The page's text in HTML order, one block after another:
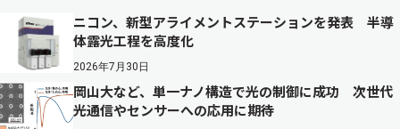
ニコン、新型アライメントステーションを発表 半導
体露光工程を高度化
2026年7月30日
岡山大など、単一ナノ構造で光の制御に成功 次世代
光通信やセンサーへの応用に期待